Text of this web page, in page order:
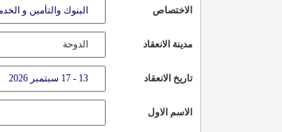
الاختصاص
مدينة الانعقاد
تاريخ الانعقاد
الاسم الاول